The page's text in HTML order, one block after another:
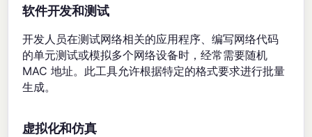
软件开发和测试
开发人员在测试网络相关的应用程序、编写网络代码
的单元测试或模拟多个网络设备时，经常需要随机
MAC 地址。此工具允许根据特定的格式要求进行批量
生成。
虚拟化和仿真